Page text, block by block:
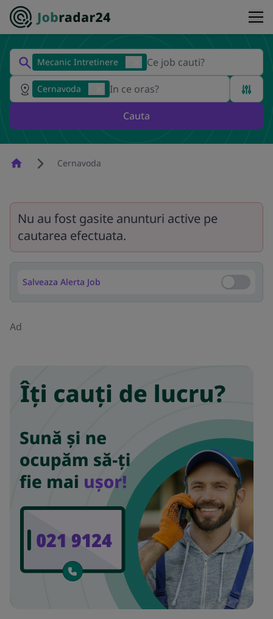
Mecanic Intretinere
Cernavoda
Cauta
HomepageCernavoda
Nu au fost gasite anunturi active pe
cautarea efectuata.
Salveaza Alerta Job Salveaza
Ad